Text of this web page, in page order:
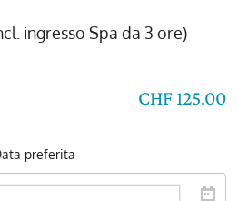
ingresso Spa da 3 ore)
CHF 125.00
preferita